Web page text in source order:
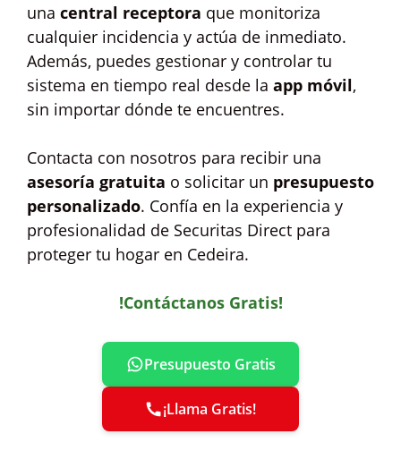
una central receptora que monitoriza
cualquier incidencia y actúa de inmediato.
Además, puedes gestionar y controlar tu
sistema en tiempo real desde la app móvil,
sin importar dónde te encuentres.
Contacta con nosotros para recibir una
asesoría gratuita o solicitar un presupuesto
personalizado. Confía en la experiencia y
profesionalidad de Securitas Direct para
proteger tu hogar en Cedeira.
!Contáctanos Gratis!
Presupuesto Gratis
¡Llama Gratis!